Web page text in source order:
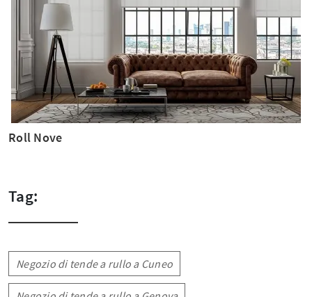
Roll Nove
Tag:
Negozio di tende a rullo a Cuneo